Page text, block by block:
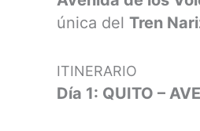
única del Tren
ITINERARIO
Día 1: QUITO –